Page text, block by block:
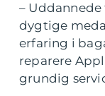
–
dygtige
erfaring i
reparere
grundig